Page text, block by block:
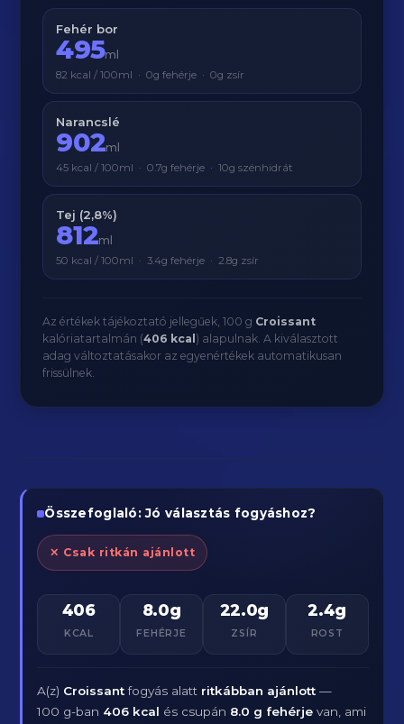
Fehér bor
495ml
82 kcal / 100ml · 0g fehérje · 0g zsír
Narancslé
902ml
45 kcal / 100ml · 0.7g fehérje · 10g szénhidrát
Tej (2,8%)
812ml
50 kcal / 100ml · 3.4g fehérje · 2.8g zsír
Az értékek tájékoztató jellegűek, 100 g Croissant
kalóriatartalmán (406 kcal ) alapulnak. A kiválasztott
adag változtatásakor az egyenértékek automatikusan
frissülnek.
Összefoglaló: Jó választás fogyáshoz?
✕ Csak ritkán ajánlott
406
KCAL
8.0g
FEHÉRJE
22.0g
ZSÍR
2.4g
ROST
A(z) Croissantfogyás alatt ritkábban ajánlott —
100 g-ban 406 kcal és csupán 8.0 g fehérje van, ami